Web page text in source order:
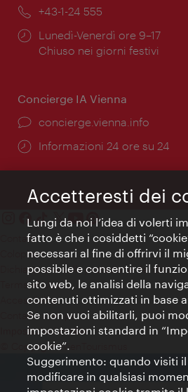
Telefono:
+43-1-24 555
Orari
di
Lunedì-Venerdì ore 9–17
Chiuso nei giorni festivi
Concierge IA Vienna
Ort:
concierge.vienna.info
Öffnungszeiten:
Informazioni 24 ore su 24
Contatti
Colophon
Dichiarazione sulla protezione dei dati
Terms of Use
Accessibilità
Contatto stampa
Impostazioni cookie
© Copyright WienTourismus
Accetteresti dei
Lungi da noi l’idea di volerti
fatto è che i cosiddetti
necessari al fine di offrirvi il
possibile e consentire il
sito web, le analisi della
contenuti ottimizzati in base
Se non vuoi abilitarli, puoi
impostazioni standard in
cookie”.
Suggerimento: quando visiti
modificare in qualsiasi